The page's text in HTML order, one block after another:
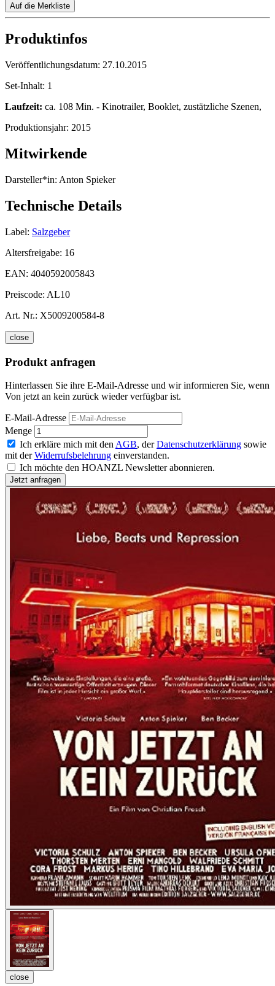
Auf die Merkliste
Produktinfos
Veröffentlichungsdatum: 27.10.2015
Set-Inhalt: 1
Laufzeit: ca. 108 Min. - Kinotrailer, Booklet, zustätzliche Szenen,
Produktionsjahr: 2015
Mitwirkende
Darsteller*in: Anton Spieker
Technische Details
Label: Salzgeber
Altersfreigabe: 16
EAN: 4040592005843
Preiscode: AL10
Art. Nr.: X5009200584-8
close
Produkt anfragen
Hinterlassen Sie ihre E-Mail-Adresse und wir informieren Sie, wenn
Von jetzt an kein zurück wieder verfügbar ist.
E-Mail-Adresse
Menge
Ich erkläre mich mit den AGB, derDatenschutzerklärung sowie
mit derWiderrufsbelehrung einverstanden.
Ich möchte den HOANZL Newsletter abonnieren.
close